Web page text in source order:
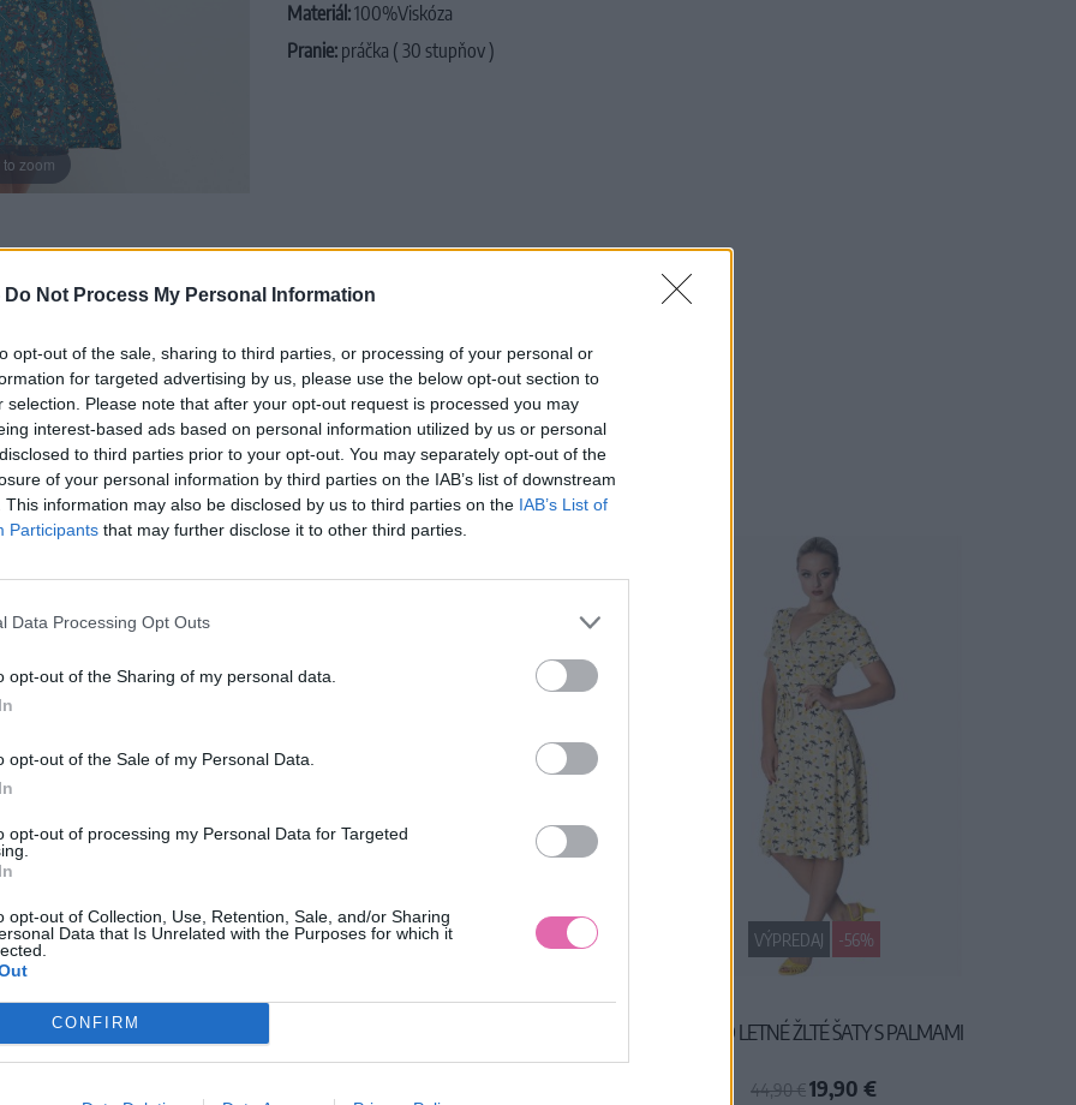
Do Not Process My Personal Information
opt-out of the sale, sharing to third parties, or processing of your personal or
for targeted advertising by us, please use the below opt-out section to
selection. Please note that after your opt-out request is processed you may
interest-based ads based on personal information utilized by us or personal
to third parties prior to your opt-out. You may separately opt-out of the
of your personal information by third parties on the IAB’s list of downstream
This information may also be disclosed by us to third parties on the IAB’s List of
Participants that may further disclose it to other third parties.
Data Processing Opt Outs
opt-out of the Sharing of my personal data.
opt-out of the Sale of my Personal Data.
opt-out of processing my Personal Data for Targeted
opt-out of Collection, Use, Retention, Sale, and/or Sharing
Data that Is Unrelated with the Purposes for which it
CONFIRM
Materiál:100%Viskóza
Pranie: práčka ( 30 stupňov )
zoom
MOHLO BY SA VÁM TIEŽ HODIŤ
AKCIA -20%
LOSOSOVÉ MAXI ŠATY
AKCIA
ŠATY
VÝPREDAJ -56%
BANNED LETNÉ ŽLTÉ ŠATY S PALMAMI
44,90 €19,90 €